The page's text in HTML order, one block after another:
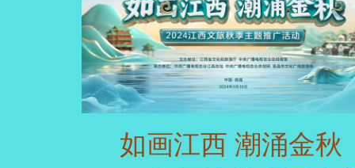
如画江西 潮涌金秋